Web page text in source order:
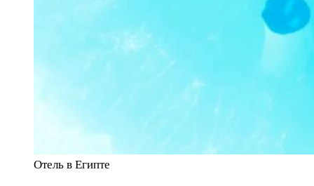
Отель в Египте